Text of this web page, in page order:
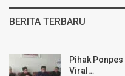
BERITA TERBARU
Pihak
Viral…